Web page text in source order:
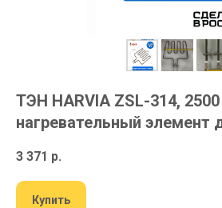
ТЭН HARVIA ZSL-314,
нагревательный элемент
3 371 р.
Купить